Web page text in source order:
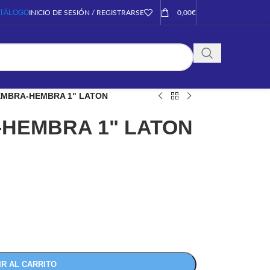
INICIO DE SESIÓN / REGISTRARSE 0,00€
HEMBRA 1" LATON
1" LATON
AL CARRITO